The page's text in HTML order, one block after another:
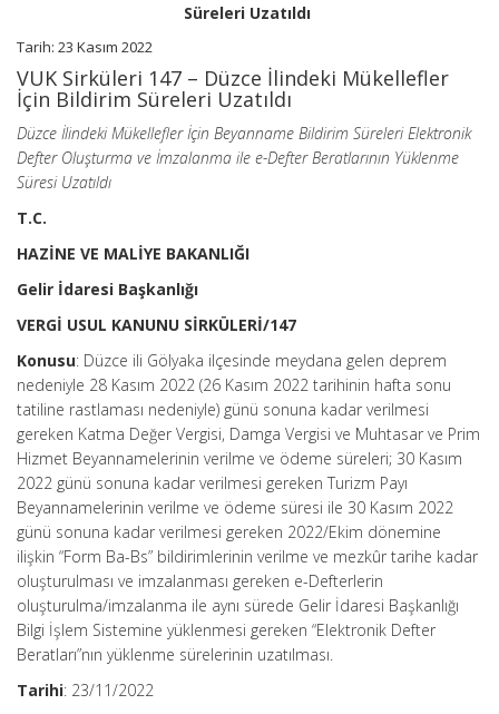
Süreleri Uzatıldı
Tarih: 23 Kasım 2022
VUK Sirküleri 147 – Düzce İlindeki Mükellefler
İçin Bildirim Süreleri Uzatıldı
Düzce İlindeki Mükellefler İçin Beyanname Bildirim Süreleri Elektronik
Defter Oluşturma ve İmzalanma ile e-Defter Beratlarının Yüklenme
Süresi Uzatıldı
T.C.
HAZİNE VE MALİYE BAKANLIĞI
Gelir İdaresi Başkanlığı
VERGİ USUL KANUNU SİRKÜLERİ/147
Konusu: Düzce ili Gölyaka ilçesinde meydana gelen deprem
nedeniyle 28 Kasım 2022 (26 Kasım 2022 tarihinin hafta sonu
tatiline rastlaması nedeniyle) günü sonuna kadar verilmesi
gereken Katma Değer Vergisi, Damga Vergisi ve Muhtasar ve Prim
Hizmet Beyannamelerinin verilme ve ödeme süreleri; 30 Kasım
2022 günü sonuna kadar verilmesi gereken Turizm Payı
Beyannamelerinin verilme ve ödeme süresi ile 30 Kasım 2022
günü sonuna kadar verilmesi gereken 2022/Ekim dönemine
ilişkin “Form Ba-Bs” bildirimlerinin verilme ve mezkûr tarihe kadar
oluşturulması ve imzalanması gereken e-Defterlerin
oluşturulma/imzalanma ile aynı sürede Gelir İdaresi Başkanlığı
Bilgi İşlem Sistemine yüklenmesi gereken “Elektronik Defter
Beratları”nın yüklenme sürelerinin uzatılması.
Tarihi: 23/11/2022